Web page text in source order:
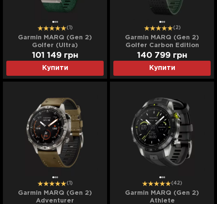
(1)
Garmin MARQ (Gen 2)
Golfer (Ultra)
Купити
101 149 грн
(2)
Garmin MARQ (Gen 2)
Golfer Carbon Edition
(Ultra)
Купити
140 799 грн
(1)
Garmin MARQ (Gen 2)
Adventurer
(42)
Garmin MARQ (Gen 2)
Athlete